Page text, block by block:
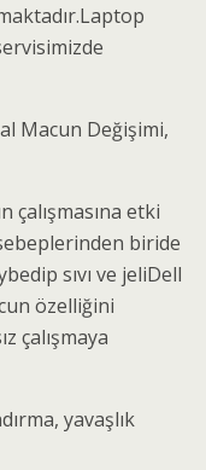
Macun Değişimi,
çalışmasına etki
biride
sıvı ve jeliDell
özelliğini
çalışmaya
yavaşlık